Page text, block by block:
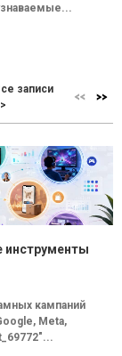
записи
инструменты
кампаний
Meta,